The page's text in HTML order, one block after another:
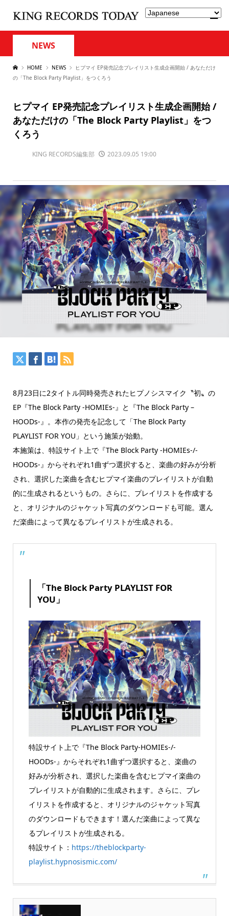
NEWS
HOME NEWS
ヒプマイ EP発売記念プレイリスト生成企画開始 / あなただけ
の「The Block Party Playlist」をつくろう
ヒプマイ EP発売記念プレイリスト生成企画開始 /
あなただけの「The Block Party Playlist」をつ
くろう
KING RECORDS編集部 2023.09.05 19:00
8月23日に2タイトル同時発売されたヒプノシスマイク〝初〟の
EP『The Block Party -HOMIEs-』と『The Block Party –
HOODs-』。本作の発売を記念して「The Block Party
PLAYLIST FOR YOU」という施策が始動。
本施策は、特設サイト上で『The Block Party -HOMIEs-/-
HOODs-』からそれぞれ1曲ずつ選択すると、楽曲の好みが分析
され、選択した楽曲を含むヒプマイ楽曲のプレイリストが自動
的に生成されるというもの。さらに、プレイリストを作成する
と、オリジナルのジャケット写真のダウンロードも可能。選ん
だ楽曲によって異なるプレイリストが生成される。
「The Block Party PLAYLIST FOR
YOU」
特設サイト上で『The Block Party-HOMIEs-/-
HOODs-』からそれぞれ1曲ずつ選択すると、楽曲の
好みが分析され、選択した楽曲を含むヒプマイ楽曲の
プレイリストが自動的に生成されます。さらに、プレ
イリストを作成すると、オリジナルのジャケット写真
のダウンロードもできます！選んだ楽曲によって異な
るプレイリストが生成される。
特設サイト： https://theblockparty-
playlist.hypnosismic.com/